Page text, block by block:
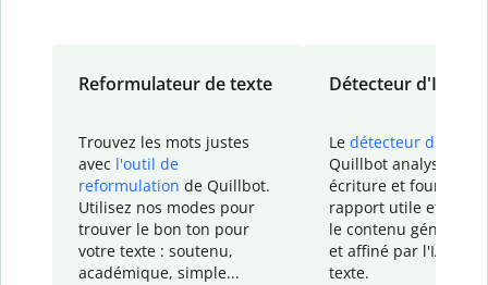
Reformulateur de texte
Trouvez les mots justes
avec l'outil de
reformulation de Quillbot.
Utilisez nos modes pour
trouver le bon ton pour
votre texte : soutenu,
académique, simple...
Détecteur d'IA
Le détecteur d'IA
Quillbot analyse votre
écriture et fournit un
rapport utile et
le contenu généré
et affiné par l'IA
texte.